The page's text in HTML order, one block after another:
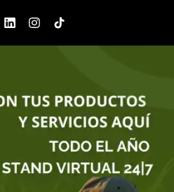
LinkedinInstagram